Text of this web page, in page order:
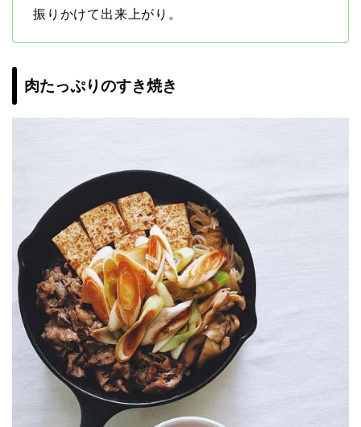
振りかけて出来上がり。
肉たっぷりのすき焼き